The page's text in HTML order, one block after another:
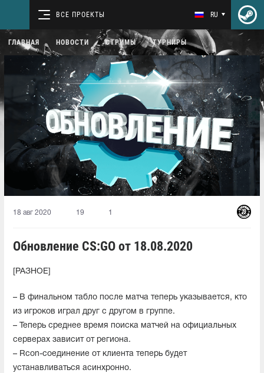
ВСЕ ПРОЕКТЫ RU
ГЛАВНАЯ НОВОСТИ СТРИМЫ ТУРНИРЫ
18 авг 2020 19 1
Обновление CS:GO от 18.08.2020
[РАЗНОЕ]
– В финальном табло после матча теперь указывается, кто
из игроков играл друг с другом в группе.
– Теперь среднее время поиска матчей на официальных
серверах зависит от региона.
– Rcon-соединение от клиента теперь будет
устанавливаться асинхронно.